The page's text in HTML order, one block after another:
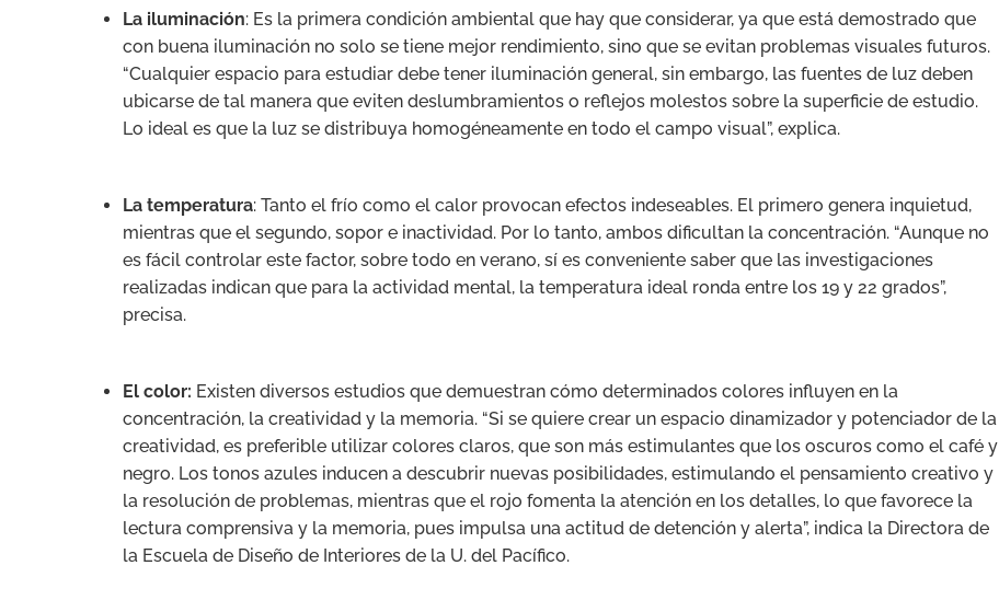
La iluminación: Es la primera condición ambiental que hay que considerar, ya que está demostrado que
con buena iluminación no solo se tiene mejor rendimiento, sino que se evitan problemas visuales futuros.
“Cualquier espacio para estudiar debe tener iluminación general, sin embargo, las fuentes de luz deben
ubicarse de tal manera que eviten deslumbramientos o reflejos molestos sobre la superficie de estudio.
Lo ideal es que la luz se distribuya homogéneamente en todo el campo visual”, explica.
La temperatura: Tanto el frío como el calor provocan efectos indeseables. El primero genera inquietud,
mientras que el segundo, sopor e inactividad. Por lo tanto, ambos dificultan la concentración. “Aunque no
es fácil controlar este factor, sobre todo en verano, sí es conveniente saber que las investigaciones
realizadas indican que para la actividad mental, la temperatura ideal ronda entre los 19 y 22 grados”,
precisa.
El color: Existen diversos estudios que demuestran cómo determinados colores influyen en la
concentración, la creatividad y la memoria. “Si se quiere crear un espacio dinamizador y potenciador de la
creatividad, es preferible utilizar colores claros, que son más estimulantes que los oscuros como el café y
negro. Los tonos azules inducen a descubrir nuevas posibilidades, estimulando el pensamiento creativo y
la resolución de problemas, mientras que el rojo fomenta la atención en los detalles, lo que favorece la
lectura comprensiva y la memoria, pues impulsa una actitud de detención y alerta”, indica la Directora de
la Escuela de Diseño de Interiores de la U. del Pacífico.